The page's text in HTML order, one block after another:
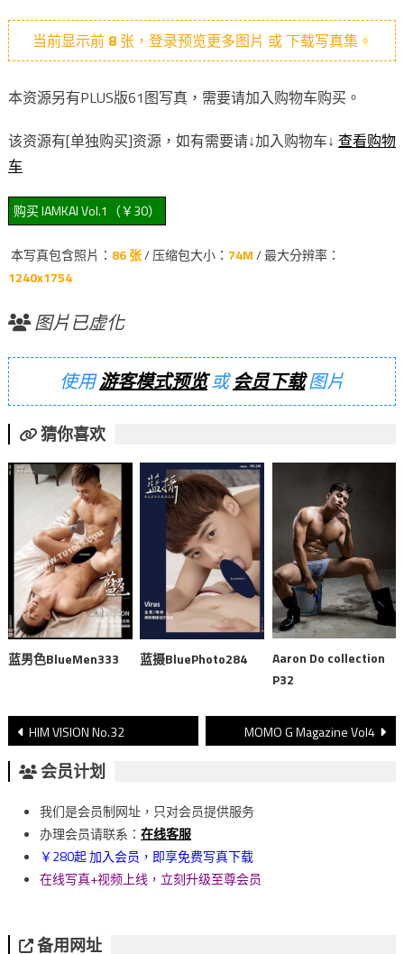
当前显示前 8张，登录预览更多图片 或 下载写真集。
本资源另有PLUS版61图写真，需要请加入购物车购买。
该资源有[单独购买]资源，如有需要请↓加入购物车↓ 查看购物
车
本写真包含照片： 86 张/ 压缩包大小： 74M/ 最大分辨率：
1240x1754
图片已虚化
使用游客模式预览或会员下载图片
猜你喜欢
蓝男色BlueMen333 蓝摄BluePhoto284
Aaron Do collection
P32
文
章
導
覽
HIM VISION No.32 MOMO G Magazine Vol4
会员计划
我们是会员制网址，只对会员提供服务
办理会员请联系： 在线客服
￥280起 加入会员，即享免费写真下载
在线写真+视频上线，立刻升级至尊会员
备用网址